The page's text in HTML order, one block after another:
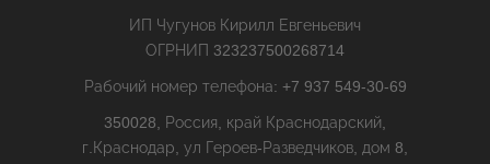
ИП Чугунов Кирилл Евгеньевич
ОГРНИП 323237500268714
Рабочий номер телефона: +7 937 549-30-69
350028, Россия, край Краснодарский,
г.Краснодар, ул Героев-Разведчиков, дом 8,